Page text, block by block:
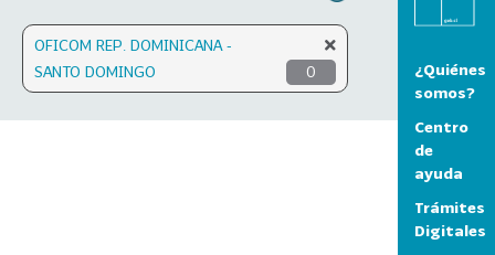
OFICOM REP. DOMINICANA -
SANTO DOMINGO
0
¿Quiénes
somos?
Centro
de
ayuda
Trámites
Digitales